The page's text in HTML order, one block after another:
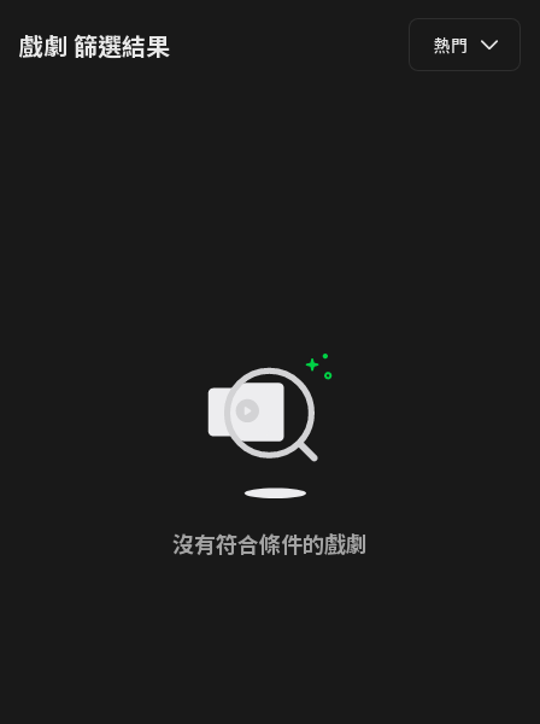
戲劇 篩選結果 熱門
沒有符合條件的戲劇